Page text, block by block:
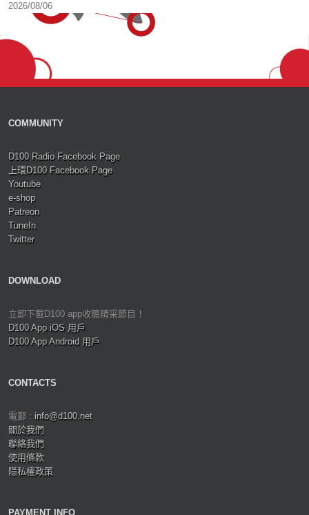
2026/08/06
COMMUNITY
D100 Radio Facebook Page
上環D100 Facebook Page
Youtube
e-shop
Patreon
TuneIn
Twitter
DOWNLOAD
立即下載D100 app收聽精采節目！
D100 App iOS 用戶
D100 App Android 用戶
CONTACTS
電郵 : info@d100.net
關於我們
聯絡我們
使用條款
隱私權政策
PAYMENT INFO